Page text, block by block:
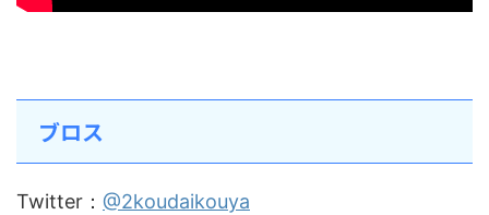
ブロス
Twitter： @2koudaikouya